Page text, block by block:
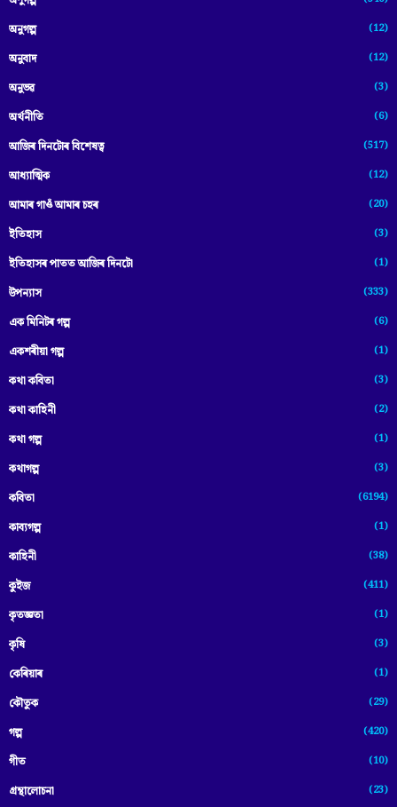
অনুগল্প (12)
অনুবাদ (12)
অনুভৱ (3)
অৰ্থনীতি (6)
আজিৰ দিনটোৰ বিশেষত্ব (517)
আধ্যাত্মিক (12)
আমাৰ গাওঁ আমাৰ চহৰ (20)
ইতিহাস (3)
ইতিহাসৰ পাতত আজিৰ দিনটো (1)
উপন্যাস (333)
এক মিনিটৰ গল্প (6)
একশৰীয়া গল্প (1)
কথা কবিতা (3)
কথা কাহিনী (2)
কথা গল্প (1)
কথাগল্প (3)
কবিতা (6194)
কাব্যগল্প (1)
কাহিনী (38)
কুইজ (411)
কৃতজ্ঞতা (1)
কৃষি (3)
কেৰিয়াৰ (1)
কৌতুক (29)
গল্প (420)
গীত (10)
গ্ৰন্থালোচনা (23)